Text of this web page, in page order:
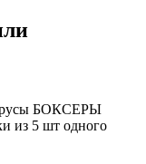
БОКСЕРЫ
из 5 шт одного